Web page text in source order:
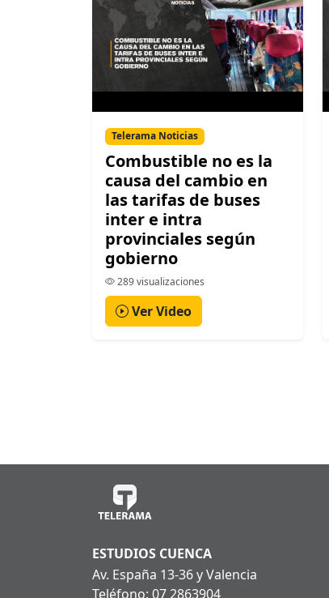
Telerama Noticias
Combustible no es la
causa del cambio en
las tarifas de buses
inter e intra
provinciales según
gobierno
289 visualizaciones
Ver Video
ESTUDIOS CUENCA
Av. España 13-36 y Valencia
Teléfono: 07 2863904